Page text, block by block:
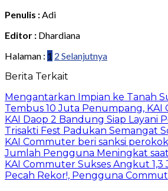
Penulis :Adi
Editor : Dhardiana
Halaman : 1 2 Selanjutnya
Berita Terkait
Mengantarkan Impian ke Tanah
Tembus 10 Juta Penumpang,
KAI Daop 2 Bandung Siap Layani
Trisakti Fest Padukan Semangat
KAI Commuter beri sanksi
Jumlah Pengguna Meningkat
KAI Commuter Sukses Angkut
Pecah Rekor!, Pengguna